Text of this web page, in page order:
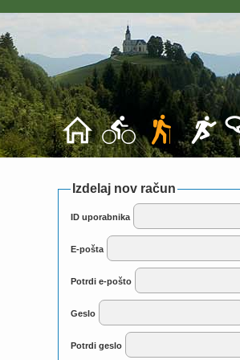
Izdelaj nov račun
ID uporabnika
E-pošta
Potrdi e-pošto
Geslo
Potrdi geslo